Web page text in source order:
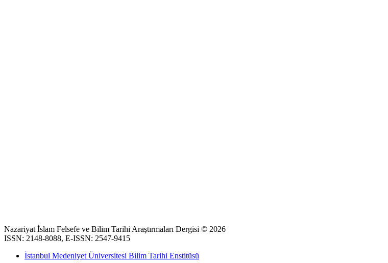
Nazariyat İslam Felsefe ve Bilim Tarihi Araştırmaları Dergisi © 2026
ISSN: 2148-8088, E-ISSN: 2547-9415
İstanbul Medeniyet Üniversitesi Bilim Tarihi Enstitüsü